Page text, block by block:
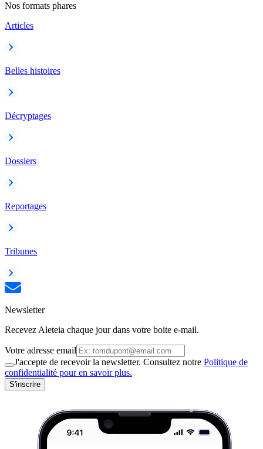
Nos formats phares
Articles
Belles histoires
Décryptages
Dossiers
Reportages
Tribunes
Newsletter
Recevez Aleteia chaque jour dans votre boite e-mail.
Votre adresse email
J'accepte de recevoir la newsletter. Consultez notre Politique de
confidentialité pour en savoir plus.
S'inscrire